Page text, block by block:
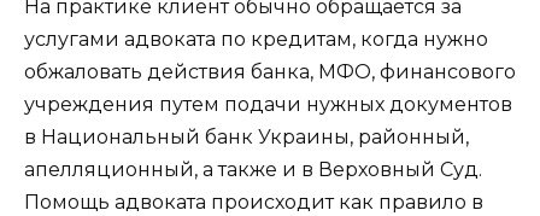
На практике клиент обычно обращается за
услугами адвоката по кредитам, когда нужно
обжаловать действия банка, МФО, финансового
учреждения путем подачи нужных документов
в Национальный банк Украины, районный,
апелляционный, а также и в Верховный Суд.
Помощь адвоката происходит как правило в